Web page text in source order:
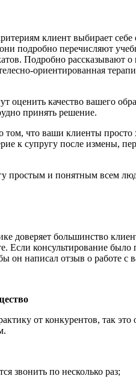
клиент выбирает
подробно перечисляют
Подробно рассказывают о
ориентированная
оценить качество вашего
принять решение.
что ваши клиенты просто
к супругу после измены,
простым и понятным всем
доверяет большинство
Если консультирование
он написал отзыв о работе
от конкурентов, так это
звонить по несколько раз;